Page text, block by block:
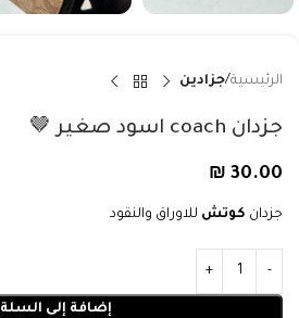
الرئيسية جزادين
جزدان coach اسود صغير 🤎
₪ 30.00
جزدان كوتش للاوراق والنقود
إضافة إلى السلة